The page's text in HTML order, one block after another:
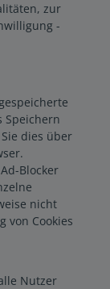
zur
-
Speichern
dies über
Blocker
nicht
von Cookies
Nutzer